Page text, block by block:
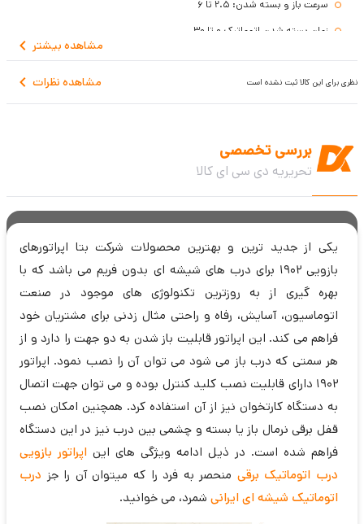
سرعت باز و بسته شدن: 2.5 تا 6
زمان بسته شدن اتوماتیک 0 تا 30
حداکثر عرض درب 100cm
قابلیت برنامه ریزی و مدیریتپارامتر ها
ولتاژ موتور 24V/DC
مشاهده بیشتر
مشاهده نظرات نظری برای این کالا ثبت نشده است
بررسی تخصصی
تحریریه دی سی ای کالا
یکی از جدید ترین و بهترین محصولات شرکت بتا اپراتورهای
بازویی 1902 برای درب های شیشه ای بدون فریم می باشد که با
بهره گیری از به روزترین تکنولوژی های موجود در صنعت
اتوماسیون، آسایش، رفاه و راحتی مثال زدنی برای مشتریان خود
فراهم می کند. این اپراتور قابلیت باز شدن به دو جهت را دارد و از
هر سمتی که درب باز می شود می توان آن را نصب نمود. اپراتور
1902 دارای قابلیت نصب کلید کنترل بوده و می توان جهت اتصال
به دستگاه کارتخوان نیز از آن استفاده کرد. همچنین امکان نصب
قفل برقی نرمال باز یا بسته و چشمی بین درب نیز در این دستگاه
فراهم شده است. در ذیل ادامه ویژگی های این اپراتور بازویی
درب اتوماتیک برقی منحصر به فرد را که میتوان آن را جز درب
اتوماتیک شیشه ای ایرانی شمرد، می خوانید.